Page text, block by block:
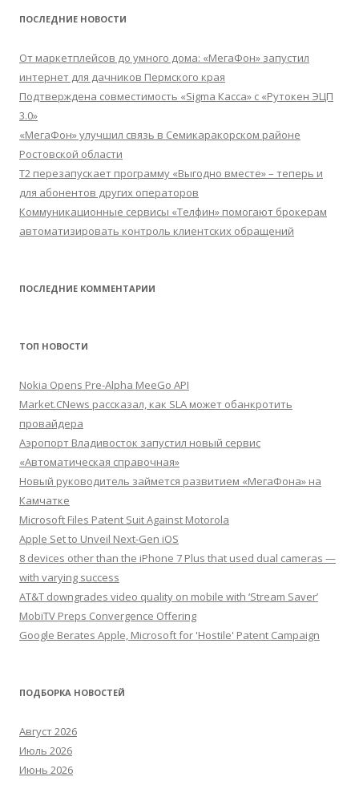
ПОСЛЕДНИЕ НОВОСТИ
От маркетплейсов до умного дома: «МегаФон» запустил
интернет для дачников Пермского края
Подтверждена совместимость «Sigma Касса» с «Рутокен ЭЦП
3.0»
«МегаФон» улучшил связь в Семикаракорском районе
Ростовской области
Т2 перезапускает программу «Выгодно вместе» – теперь и
для абонентов других операторов
Коммуникационные сервисы «Телфин» помогают брокерам
автоматизировать контроль клиентских обращений
ПОСЛЕДНИЕ КОММЕНТАРИИ
ТОП НОВОСТИ
Nokia Opens Pre-Alpha MeeGo API
Market.CNews рассказал, как SLA может обанкротить
провайдера
Аэропорт Владивосток запустил новый сервис
«Автоматическая справочная»
Новый руководитель займется развитием «МегаФона» на
Камчатке
Microsoft Files Patent Suit Against Motorola
Apple Set to Unveil Next-Gen iOS
8 devices other than the iPhone 7 Plus that used dual cameras —
with varying success
AT&T downgrades video quality on mobile with ‘Stream Saver’
MobiTV Preps Convergence Offering
Google Berates Apple, Microsoft for 'Hostile' Patent Campaign
ПОДБОРКА НОВОСТЕЙ
Август 2026
Июль 2026
Июнь 2026